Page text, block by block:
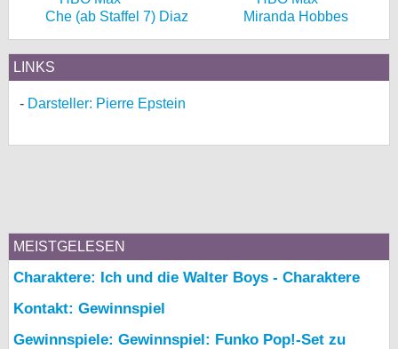
Che (ab Staffel 7) Diaz Miranda Hobbes
LINKS
Darsteller: Pierre Epstein
MEISTGELESEN
Charaktere: Ich und die Walter Boys - Charaktere
Kontakt: Gewinnspiel
Gewinnspiele: Gewinnspiel: Funko Pop!-Set zu